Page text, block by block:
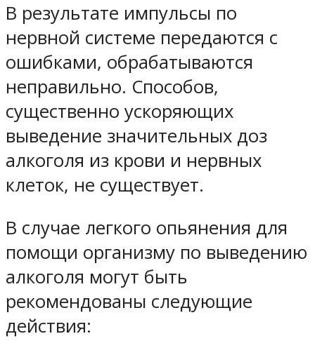
В результате импульсы по
нервной системе передаются с
ошибками, обрабатываются
неправильно. Способов,
существенно ускоряющих
выведение значительных доз
алкоголя из крови и нервных
клеток, не существует.
В случае легкого опьянения для
помощи организму по выведению
алкоголя могут быть
рекомендованы следующие
действия: